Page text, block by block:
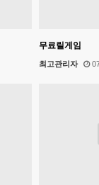
무료릴게임
최고관리자